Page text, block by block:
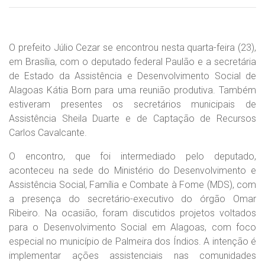
O prefeito Júlio Cezar se encontrou nesta quarta-feira (23),
em Brasília, com o deputado federal Paulão e a secretária
de Estado da Assistência e Desenvolvimento Social de
Alagoas Kátia Born para uma reunião produtiva. Também
estiveram presentes os secretários municipais de
Assistência Sheila Duarte e de Captação de Recursos
Carlos Cavalcante.
O encontro, que foi intermediado pelo deputado,
aconteceu na sede do Ministério do Desenvolvimento e
Assistência Social, Família e Combate à Fome (MDS), com
a presença do secretário-executivo do órgão Omar
Ribeiro. Na ocasião, foram discutidos projetos voltados
para o Desenvolvimento Social em Alagoas, com foco
especial no município de Palmeira dos Índios. A intenção é
implementar ações assistenciais nas comunidades